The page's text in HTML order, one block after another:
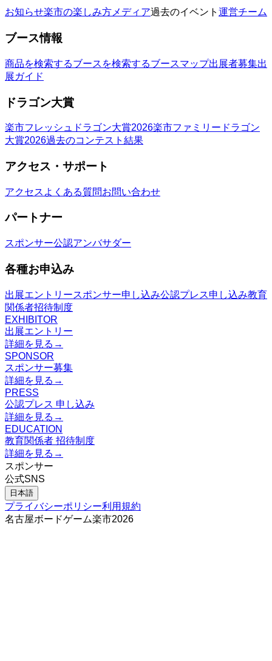
お知らせ楽市の楽しみ方メディア過去のイベント 運営チーム
ブース情報
商品を検索するブースを検索するブースマップ出展者募集出
展ガイド
ドラゴン大賞
楽市フレッシュドラゴン大賞2026楽市ファミリードラゴン
大賞2026過去のコンテスト結果
アクセス・サポート
アクセス よくある質問お問い合わせ
パートナー
スポンサー公認アンバサダー
各種お申込み
出展エントリースポンサー申し込み公認プレス申し込み教育
関係者招待制度
EXHIBITOR
出展エントリー
詳細を見る →
SPONSOR
スポンサー募集
詳細を見る →
PRESS
公認プレス 申し込み
詳細を見る →
EDUCATION
教育関係者 招待制度
詳細を見る →
スポンサー
公式SNS
日本語
プライバシーポリシー利用規約
名古屋ボードゲーム楽市2026